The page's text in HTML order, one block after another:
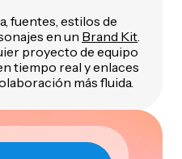
fuentes, estilos de
en un Brand Kit.
proyecto de equipo
tiempo real y enlaces
más fluida.